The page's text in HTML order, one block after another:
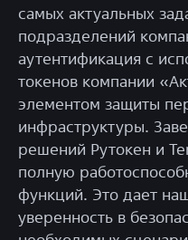
самых актуальных
подразделений
аутентификация с
токенов компании
элементом защиты
инфраструктуры.
решений Рутокен и
полную
функций. Это дает
уверенность в